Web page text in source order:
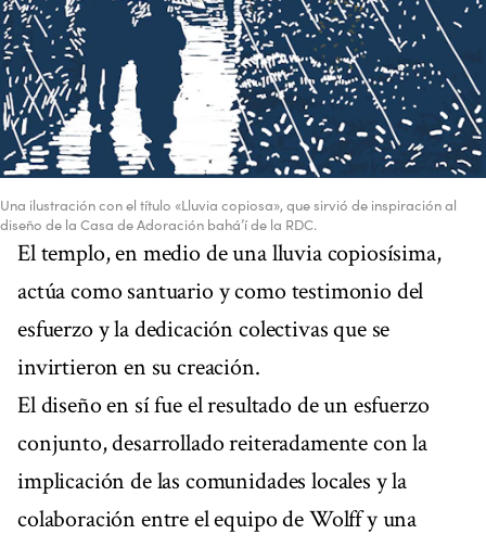
Una ilustración con el título «Lluvia copiosa», que sirvió de inspiración al
diseño de la Casa de Adoración bahá’í de la RDC.
El templo, en medio de una lluvia copiosísima,
actúa como santuario y como testimonio del
esfuerzo y la dedicación colectivas que se
invirtieron en su creación.
El diseño en sí fue el resultado de un esfuerzo
conjunto, desarrollado reiteradamente con la
implicación de las comunidades locales y la
colaboración entre el equipo de Wolff y una